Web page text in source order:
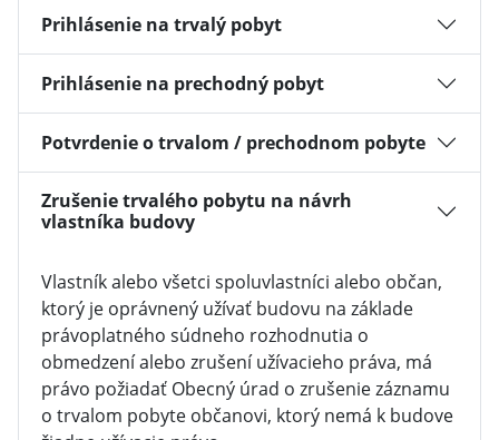
Prihlásenie na trvalý pobyt
Prihlásenie na prechodný pobyt
Potvrdenie o trvalom / prechodnom pobyte
Zrušenie trvalého pobytu na návrh
vlastníka budovy
Vlastník alebo všetci spoluvlastníci alebo občan,
ktorý je oprávnený užívať budovu na základe
právoplatného súdneho rozhodnutia o
obmedzení alebo zrušení užívacieho práva, má
právo požiadať Obecný úrad o zrušenie záznamu
o trvalom pobyte občanovi, ktorý nemá k budove